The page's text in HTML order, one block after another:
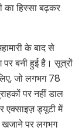
हिस्सा बढ़कर
के बाद से
बनी हुई है। सूत्रों
जो लगभग 78
पर नहीं डाल
एक्साइज़ ड्यूटी में
खजाने पर लगभग